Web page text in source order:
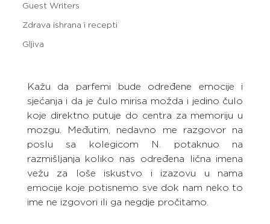
Guest Writers
Zdrava ishrana i recepti
Gljiva
Kažu da parfemi bude određene emocije i
sjećanja i da je čulo mirisa možda i jedino čulo
koje direktno putuje do centra za memoriju u
mozgu. Međutim, nedavno me razgovor na
poslu sa kolegicom N. potaknuo na
razmišljanja koliko nas određena lična imena
vežu za loše iskustvo i izazovu u nama
emocije koje potisnemo sve dok nam neko to
ime ne izgovori ili ga negdje pročitamo.